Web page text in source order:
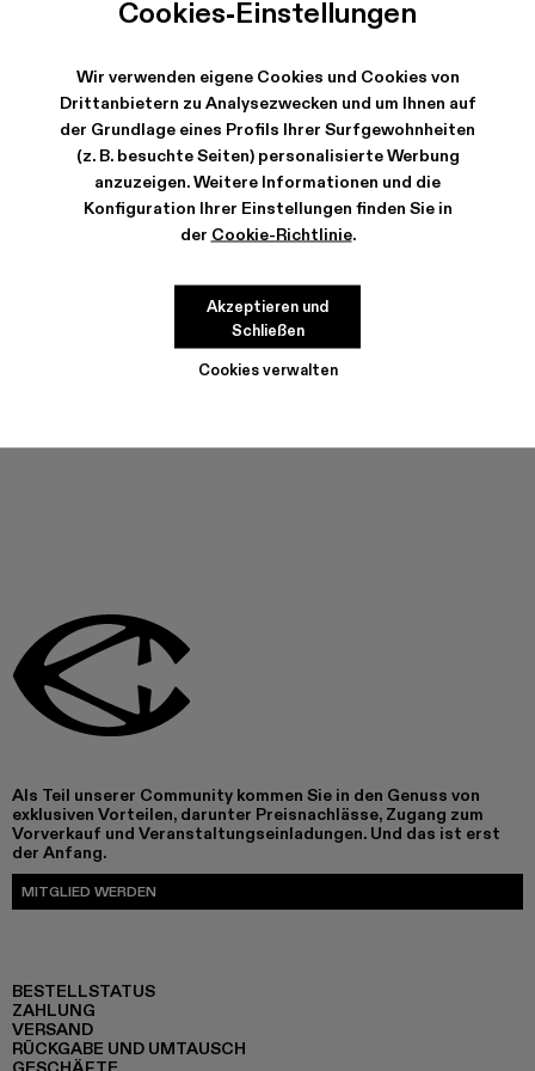
Cookies-Einstellungen
Wir verwenden eigene Cookies und Cookies von
Drittanbietern zu Analysezwecken und um Ihnen auf
der Grundlage eines Profils Ihrer Surfgewohnheiten
(z. B. besuchte Seiten) personalisierte Werbung
anzuzeigen. Weitere Informationen und die
Konfiguration Ihrer Einstellungen finden Sie in
der Cookie-Richtlinie.
Cookies verwalten
Akzeptieren und
Schließen
VERSAND & GARANTIE
Kostenloser Versand für alle Bestellungen.
Wir bieten jetzt auch die klimaneutrale Expresslieferung an.
EIGENSCHAFTEN / FEATURES
Als Teil unserer Community kommen Sie in den Genuss von
exklusiven Vorteilen, darunter Preisnachlässe, Zugang zum
Vorverkauf und Veranstaltungseinladungen. Und das ist erst
der Anfang.
MITGLIED WERDEN
BESTELLSTATUS
ZAHLUNG
VERSAND
RÜCKGABE UND UMTAUSCH